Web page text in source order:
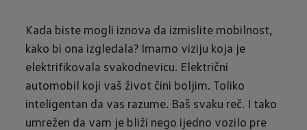
Kada biste mogli iznova da izmislite mobilnost,
kako bi ona izgledala? Imamo viziju koja je
elektrifikovala svakodnevicu. Električni
automobil koji vaš život čini boljim. Toliko
inteligentan da vas razume. Baš svaku reč. I tako
umrežen da vam je bliži nego ijedno vozilo pre